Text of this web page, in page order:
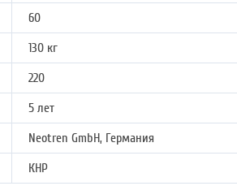
60
130 кг
220
5 лет
Neotren GmbH, Германия
КНР